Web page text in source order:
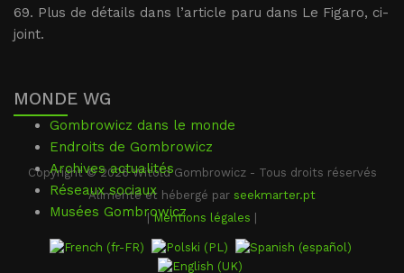
69. Plus de détails dans l’article paru dans Le Figaro, ci-
joint.
MONDE WG
Gombrowicz dans le monde
Endroits de Gombrowicz
Archives actualités
Réseaux sociaux
Musées Gombrowicz
Copyright © 2026 Witold Gombrowicz - Tous droits réservés
Alimenté et hébergé par seekmarter.pt
|Mentions légales